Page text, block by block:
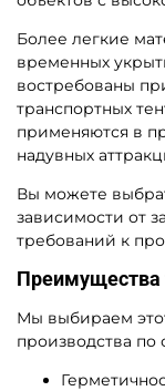
Более легкие
временных
востребованы
транспортных
применяются в
надувных
Вы можете
зависимости от
требований к
Преимущества
Мы выбираем
производства